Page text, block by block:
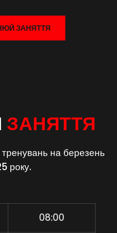
ЗАНЯТТЯ
ЗАНЯТТЯ
на березень
року.
08:00